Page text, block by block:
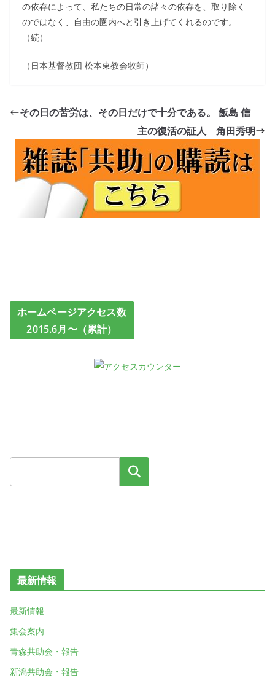
の依存によって、私たちの日常の諸々の依存を、取り除く
のではなく、自由の圏内へと引き上げてくれるのです。
（続）
（日本基督教団 松本東教会牧師）
その日の苦労は、その日だけで十分である。 飯島 信
主の復活の証人 角田秀明
ホームページアクセス数
2015.6月〜（累計）
検索
最新情報
最新情報
集会案内
青森共助会・報告
新潟共助会・報告